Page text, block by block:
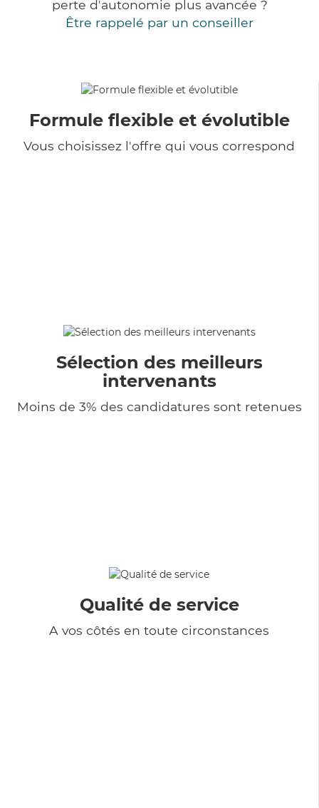
perte d'autonomie plus avancée ?
Être rappelé par un conseiller
Formule flexible et évolutible
Vous choisissez l'offre qui vous correspond
Sélection des meilleurs
intervenants
Moins de 3% des candidatures sont retenues
Qualité de service
A vos côtés en toute circonstances